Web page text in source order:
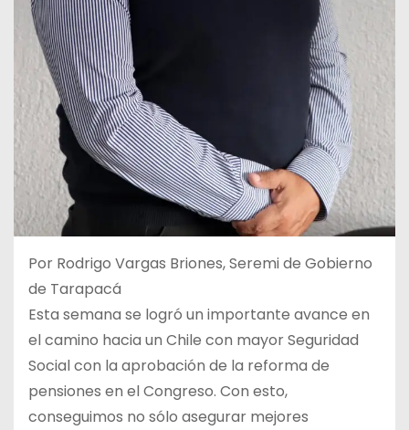
Por Rodrigo Vargas Briones, Seremi de Gobierno
de Tarapacá
Esta semana se logró un importante avance en
el camino hacia un Chile con mayor Seguridad
Social con la aprobación de la reforma de
pensiones en el Congreso. Con esto,
conseguimos no sólo asegurar mejores